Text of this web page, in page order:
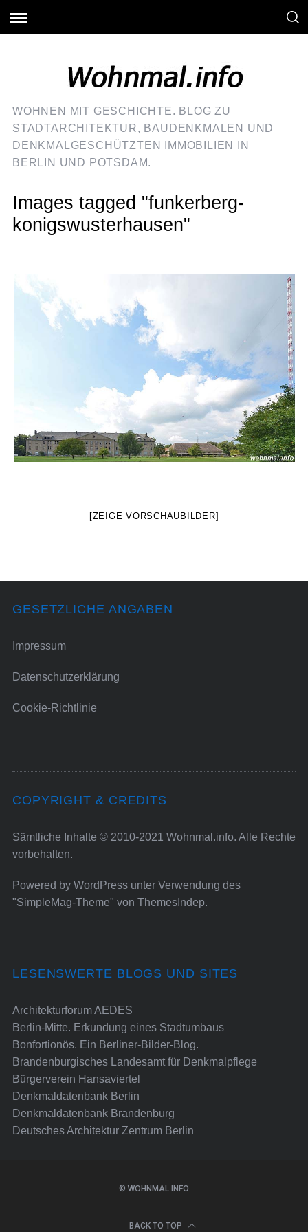
WOHNEN MIT GESCHICHTE. BLOG ZU
STADTARCHITEKTUR, BAUDENKMALEN UND
DENKMALGESCHÜTZTEN IMMOBILIEN IN
BERLIN UND POTSDAM.
Images tagged "funkerberg-
konigswusterhausen"
[ZEIGE VORSCHAUBILDER]
GESETZLICHE ANGABEN
Impressum
Datenschutzerklärung
Cookie-Richtlinie
COPYRIGHT & CREDITS
Sämtliche Inhalte © 2010-2021 Wohnmal.info. Alle Rechte
vorbehalten.
Powered by WordPressunter Verwendung des
"SimpleMag-Theme" von ThemesIndep.
LESENSWERTE BLOGS UND SITES
Architekturforum AEDES
Berlin-Mitte. Erkundung eines Stadtumbaus
Bonfortionös. Ein Berliner-Bilder-Blog.
Brandenburgisches Landesamt für Denkmalpflege
Bürgerverein Hansaviertel
Denkmaldatenbank Berlin
Denkmaldatenbank Brandenburg
Deutsches Architektur Zentrum Berlin
© WOHNMAL.INFO
BACK TO TOP